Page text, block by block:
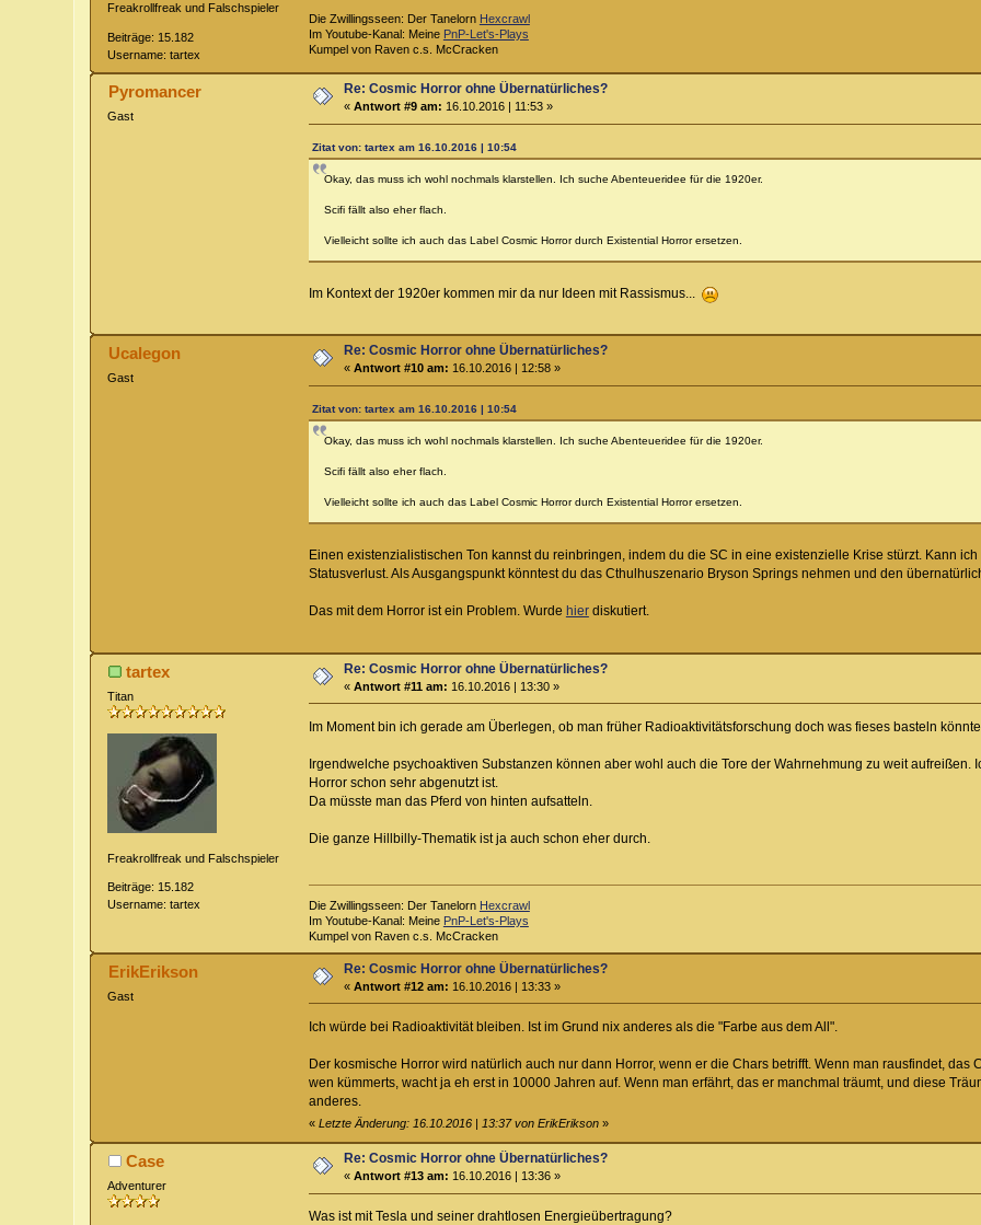
Freakrollfreak und Falschspieler
Beiträge: 15.182
Username: tartex
Die Zwillingsseen: Der Tanelorn Hexcrawl
Im Youtube-Kanal: Meine PnP-Let's-Plays
Kumpel von Raven c.s. McCracken
Pyromancer
Gast
Re: Cosmic Horror ohne Übernatürliches?
«Antwort #9 am: 16.10.2016 | 11:53 »
Zitat von: tartex am 16.10.2016 | 10:54
Okay, das muss ich wohl nochmals klarstellen. Ich suche Abenteueridee für die 1920er.
Scifi fällt also eher flach.
Vielleicht sollte ich auch das Label Cosmic Horror durch Existential Horror ersetzen.
Im Kontext der 1920er kommen mir da nur Ideen mit Rassismus...
Ucalegon
Gast
Re: Cosmic Horror ohne Übernatürliches?
«Antwort #10 am: 16.10.2016 | 12:58 »
Zitat von: tartex am 16.10.2016 | 10:54
Okay, das muss ich wohl nochmals klarstellen. Ich suche Abenteueridee für die 1920er.
Scifi fällt also eher flach.
Vielleicht sollte ich auch das Label Cosmic Horror durch Existential Horror ersetzen.
Einen existenzialistischen Ton kannst du reinbringen, indem du die SC in eine existenzielle Krise stürzt. Kann
Statusverlust. Als Ausgangspunkt könntest du das Cthulhuszenario Bryson Springs nehmen und den
Das mit dem Horror ist ein Problem. Wurde hierdiskutiert.
tartex
Titan
Freakrollfreak und Falschspieler
Beiträge: 15.182
Username: tartex
Re: Cosmic Horror ohne Übernatürliches?
«Antwort #11 am: 16.10.2016 | 13:30 »
Im Moment bin ich gerade am Überlegen, ob man früher Radioaktivitätsforschung doch was fieses basteln könnte.
Irgendwelche psychoaktiven Substanzen können aber wohl auch die Tore der Wahrnehmung zu weit
Horror schon sehr abgenutzt ist.
Da müsste man das Pferd von hinten aufsatteln.
Die ganze Hillbilly-Thematik ist ja auch schon eher durch.
Die Zwillingsseen: Der Tanelorn Hexcrawl
Im Youtube-Kanal: Meine PnP-Let's-Plays
Kumpel von Raven c.s. McCracken
ErikErikson
Gast
Re: Cosmic Horror ohne Übernatürliches?
«Antwort #12 am: 16.10.2016 | 13:33 »
Ich würde bei Radioaktivität bleiben. Ist im Grund nix anderes als die "Farbe aus dem All".
Der kosmische Horror wird natürlich auch nur dann Horror, wenn er die Chars betrifft. Wenn man rausfindet,
wen kümmerts, wacht ja eh erst in 10000 Jahren auf. Wenn man erfährt, das er manchmal träumt, und diese
anderes.
« Letzte Änderung: 16.10.2016 | 13:37 von ErikErikson»
Case
Adventurer
Re: Cosmic Horror ohne Übernatürliches?
«Antwort #13 am: 16.10.2016 | 13:36 »
Was ist mit Tesla und seiner drahtlosen Energieübertragung?